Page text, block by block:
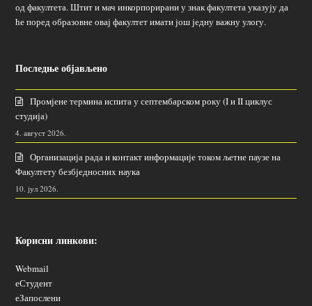
од факултета. Штит и мач инкорпорирани у знак факултета указују да
ће поред образовне овај факултет имати још једну важну улогу.
Последње објављено
Промјене термина испита у септембарском року (I и II циклус
студија)
4. август 2026.
Организација рада и контакт информације током љетне паузе на
Факултету безбједносних наука
10. јул 2026.
Корисни линкови:
Webmail
еСтудент
еЗапослени